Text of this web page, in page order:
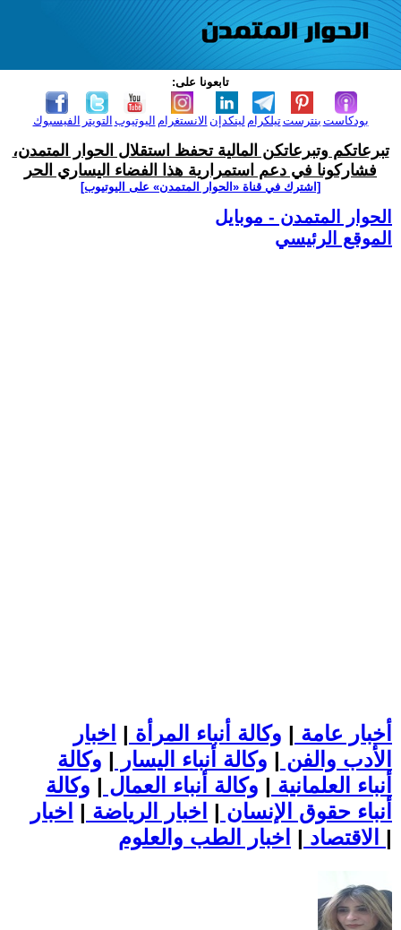
تابعونا على:
الفيسبوك التويتر اليوتيوب الانستغرام لينكدإن تيلكرامبنترست بودكاست
تبرعاتكم وتبرعاتكن المالية تحفظ استقلال الحوار المتمدن،
فشاركونا في دعم استمرارية هذا الفضاء اليساري الحر
[اشترك في قناة ‫«الحوار المتمدن» على اليوتيوب]
الحوار المتمدن - موبايل
الموقع الرئيسي
أخبار عامة | وكالة أنباء المرأة | اخبار
الأدب والفن | وكالة أنباء اليسار | وكالة
أنباء العلمانية | وكالة أنباء العمال | وكالة
أنباء حقوق الإنسان | اخبار الرياضة | اخبار
الاقتصاد | |